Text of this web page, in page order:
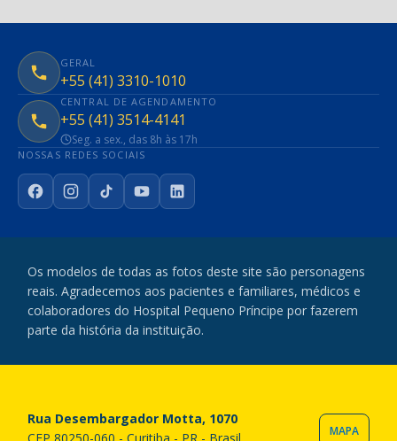
GERAL
+55 (41) 3310-1010
CENTRAL DE AGENDAMENTO
+55 (41) 3514-4141
Seg. a sex., das 8h às 17h
NOSSAS REDES SOCIAIS
FacebookInstagram
TikTokYouTubeLinkedIn
Os modelos de todas as fotos deste site são personagens
reais. Agradecemos aos pacientes e familiares, médicos e
colaboradores do Hospital Pequeno Príncipe por fazerem
parte da história da instituição.
Rua Desembargador Motta, 1070
MAPA